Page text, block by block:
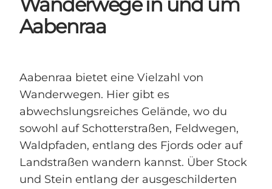
Übernachtung
Veranstaltungen
Information
Aabenraa
Aabenraa bietet eine Vielzahl von
Wanderwegen. Hier gibt es
abwechslungsreiches Gelände, wo du
sowohl auf Schotterstraßen, Feldwegen,
Waldpfaden, entlang des Fjords oder auf
Landstraßen wandern kannst. Über Stock
und Stein entlang der ausgeschilderten